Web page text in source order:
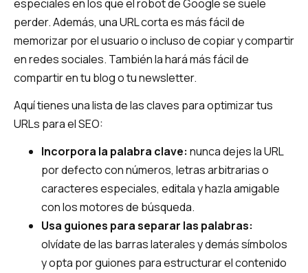
especiales en los que el robot de Google se suele
perder. Además, una URL corta es más fácil de
memorizar por el usuario o incluso de copiar y compartir
en redes sociales. También la hará más fácil de
compartir en tu blog o tu newsletter.
Aquí tienes una lista de las claves para optimizar tus
URLs para el SEO:
Incorpora la palabra clave: nunca dejes la URL
por defecto con números, letras arbitrarias o
caracteres especiales, editala y hazla amigable
con los motores de búsqueda.
Usa guiones para separar las palabras:
olvídate de las barras laterales y demás símbolos
y opta por guiones para estructurar el contenido